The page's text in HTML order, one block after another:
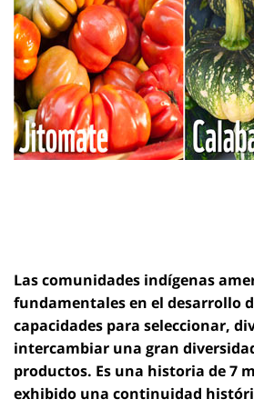
Las comunidades indígenas
fundamentales en el desarrollo
capacidades para seleccionar,
intercambiar una gran
productos. Es una historia de 7
exhibido una continuidad